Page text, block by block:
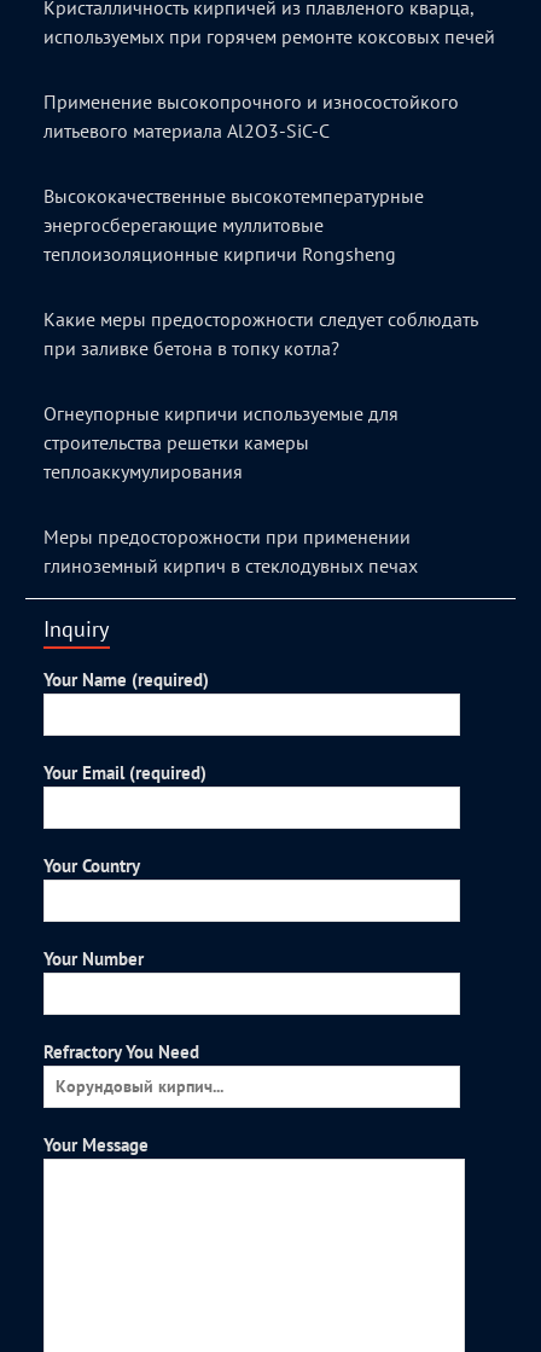
Кристалличность кирпичей из плавленого кварца,
используемых при горячем ремонте коксовых печей
Применение высокопрочного и износостойкого
литьевого материала Al2O3-SiC-C
Высококачественные высокотемпературные
энергосберегающие муллитовые
теплоизоляционные кирпичи Rongsheng
Какие меры предосторожности следует соблюдать
при заливке бетона в топку котла?
Огнеупорные кирпичи используемые для
строительства решетки камеры
теплоаккумулирования
Меры предосторожности при применении
глиноземный кирпич в стеклодувных печах
Inquiry
Your Name (required)
Your Email (required)
Your Country
Your Number
Refractory You Need
Your Message